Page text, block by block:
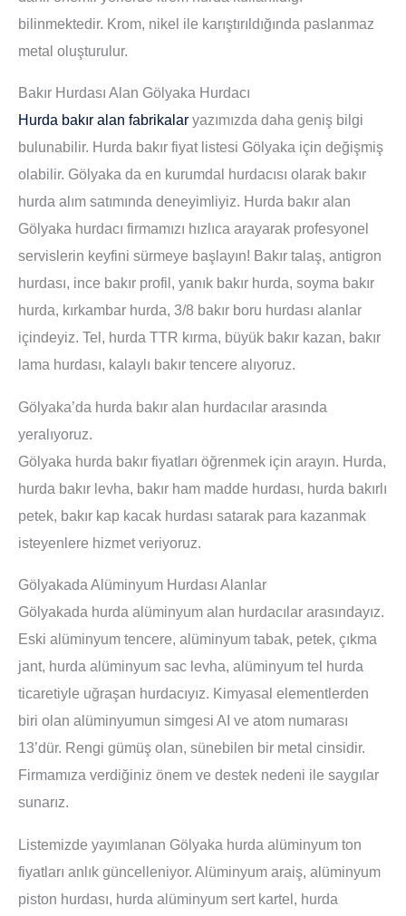
bilinmektedir. Krom, nikel ile karıştırıldığında paslanmaz
metal oluşturulur.
Bakır Hurdası Alan Gölyaka Hurdacı
Hurda bakır alan fabrikalar yazımızda daha geniş bilgi
bulunabilir. Hurda bakır fiyat listesi Gölyaka için değişmiş
olabilir. Gölyaka da en kurumdal hurdacısı olarak bakır
hurda alım satımında deneyimliyiz. Hurda bakır alan
Gölyaka hurdacı firmamızı hızlıca arayarak profesyonel
servislerin keyfini sürmeye başlayın! Bakır talaş, antigron
hurdası, ince bakır profil, yanık bakır hurda, soyma bakır
hurda, kırkambar hurda, 3/8 bakır boru hurdası alanlar
içindeyiz. Tel, hurda TTR kırma, büyük bakır kazan, bakır
lama hurdası, kalaylı bakır tencere alıyoruz.
Gölyaka’da hurda bakır alan hurdacılar arasında
yeralıyoruz.
Gölyaka hurda bakır fiyatları öğrenmek için arayın. Hurda,
hurda bakır levha, bakır ham madde hurdası, hurda bakırlı
petek, bakır kap kacak hurdası satarak para kazanmak
isteyenlere hizmet veriyoruz.
Gölyakada Alüminyum Hurdası Alanlar
Gölyakada hurda alüminyum alan hurdacılar arasındayız.
Eski alüminyum tencere, alüminyum tabak, petek, çıkma
jant, hurda alüminyum sac levha, alüminyum tel hurda
ticaretiyle uğraşan hurdacıyız. Kimyasal elementlerden
biri olan alüminyumun simgesi AI ve atom numarası
13’dür. Rengi gümüş olan, sünebilen bir metal cinsidir.
Firmamıza verdiğiniz önem ve destek nedeni ile saygılar
sunarız.
Listemizde yayımlanan Gölyaka hurda alüminyum ton
fiyatları anlık güncelleniyor. Alüminyum araiş, alüminyum
piston hurdası, hurda alüminyum sert kartel, hurda